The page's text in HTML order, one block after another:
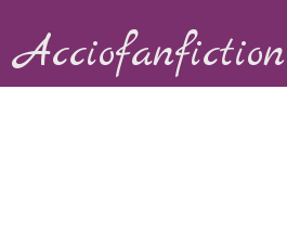
Acciofanfiction